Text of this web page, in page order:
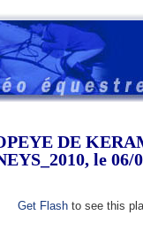
DE
le 06/
Get Flash to see this